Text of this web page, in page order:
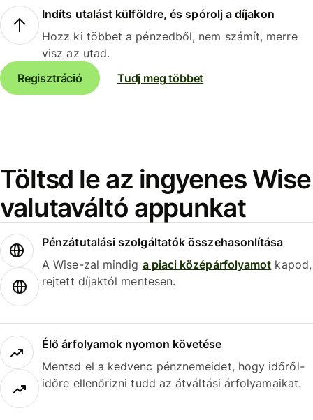
Indíts utalást külföldre, és spórolj a díjakon
Hozz ki többet a pénzedből, nem számít, merre
visz az utad.
Regisztráció
Tudj meg többet
Töltsd le az ingyenes Wise
valutaváltó appunkat
Pénzátutalási szolgáltatók összehasonlítása
A Wise-zal mindig a piaci középárfolyamot kapod,
rejtett díjaktól mentesen.
Élő árfolyamok nyomon követése
Mentsd el a kedvenc pénznemeidet, hogy időről-
időre ellenőrizni tudd az átváltási árfolyamaikat.